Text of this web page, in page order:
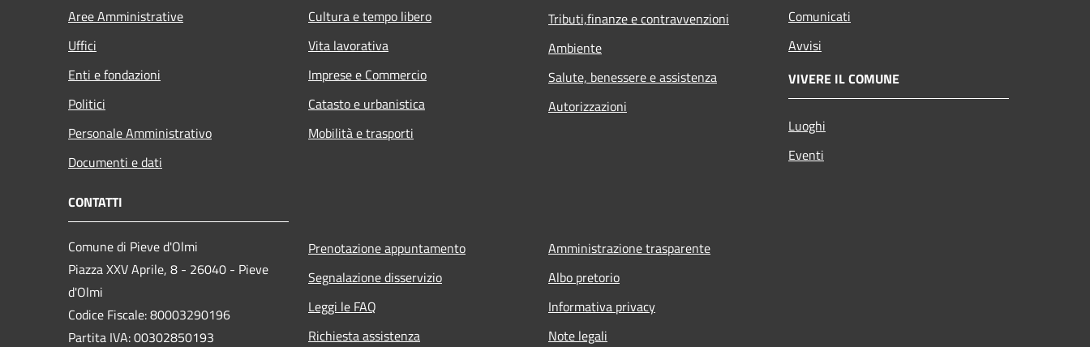
Aree Amministrative
Uffici
Enti e fondazioni
Politici
Personale Amministrativo
Documenti e dati
Cultura e tempo libero
Vita lavorativa
Imprese e Commercio
Catasto e urbanistica
Mobilità e trasporti
Tributi,finanze e contravvenzioni
Ambiente
Salute, benessere e assistenza
Autorizzazioni
Comunicati
Avvisi
VIVERE IL COMUNE
Luoghi
Eventi
CONTATTI
Comune di Pieve d'Olmi
Piazza XXV Aprile, 8 - 26040 - Pieve
d'Olmi
Codice Fiscale: 80003290196
Partita IVA: 00302850193
Prenotazione appuntamento
Segnalazione disservizio
Leggi le FAQ
Richiesta assistenza
Amministrazione trasparente
Albo pretorio
Informativa privacy
Note legali